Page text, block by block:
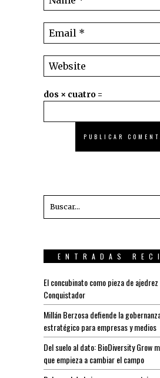
dos × cuatro =
ENTRADAS
El concubinato como pieza de
Conquistador
Millán Berzosa defiende la
estratégico para empresas y medios
Del suelo al dato: BioDiversity Grow
que empieza a cambiar el campo